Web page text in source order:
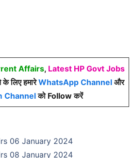
Affairs, Latest HP Govt Jobs
लिए हमारेWhatsApp Channelऔर
Channelको Follow करें
06 January 2024
08 January 2024